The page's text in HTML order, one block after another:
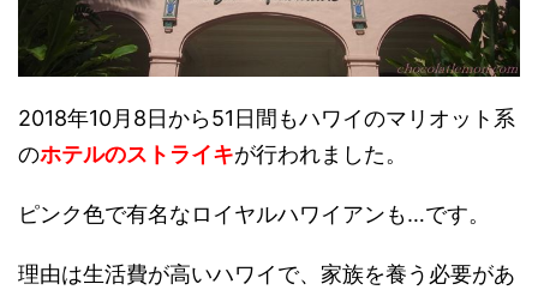
2018年10月8日から51日間もハワイのマリオット系
のホテルのストライキが行われました。
ピンク色で有名なロイヤルハワイアンも…です。
理由は生活費が高いハワイで、家族を養う必要があ